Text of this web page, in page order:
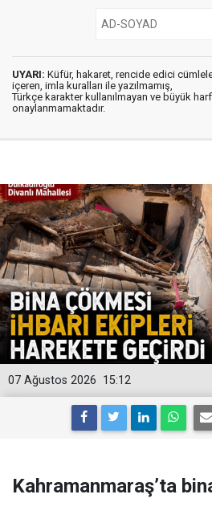
UYARI: Küfür, hakaret, rencide edici
içeren, imla kuralları ile yazılmamış,
Türkçe karakter kullanılmayan ve büyük
onaylanmamaktadır.
15:12
07 Ağustos 2026
Kahramanmaraş’ta